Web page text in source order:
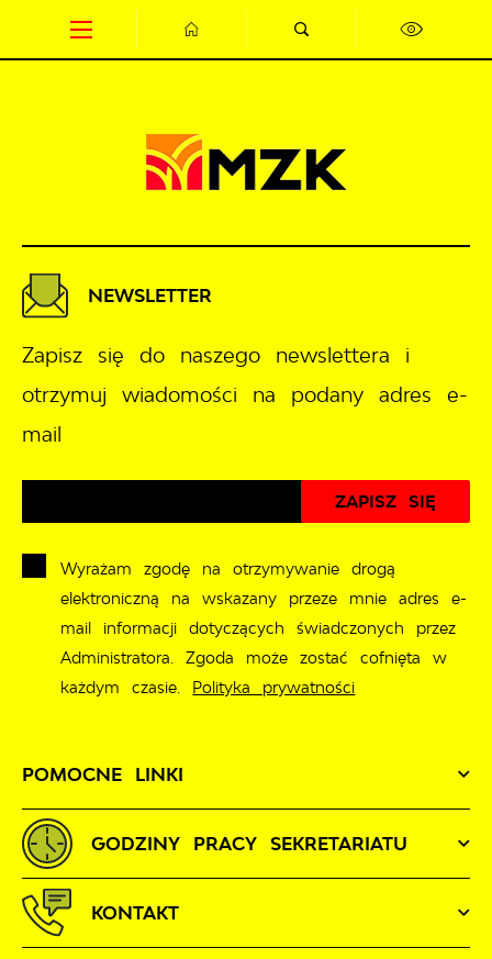
Przejdź do wyszukiwarki.
Przejdź do ustawień wielkości czcionki.
Wyłącz wersję kontrastową strony.
POMOCNE LINKI
NEWSLETTER
Zapisz się do naszego newslettera i
otrzymuj wiadomości na podany adres e-
mail
Wyrażam zgodę na otrzymywanie drogą
elektroniczną na wskazany przeze mnie adres e-
mail informacji dotyczących świadczonych przez
Administratora. Zgoda może zostać cofnięta w
każdym czasie. Polityka prywatności
GODZINY PRACY SEKRETARIATU
KONTAKT